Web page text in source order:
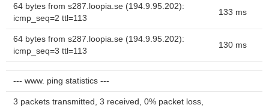
64 bytes from s287.loopia.se (194.9.95.202):
icmp_seq=2 ttl=113
133 ms
64 bytes from s287.loopia.se (194.9.95.202):
icmp_seq=3 ttl=113
130 ms
--- www. ping statistics ---
3 packets transmitted, 3 received, 0% packet loss,